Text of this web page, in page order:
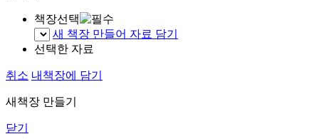
책장선택
새 책장 만들어 자료 담기
선택한 자료
취소 내책장에 담기
새책장 만들기
닫기